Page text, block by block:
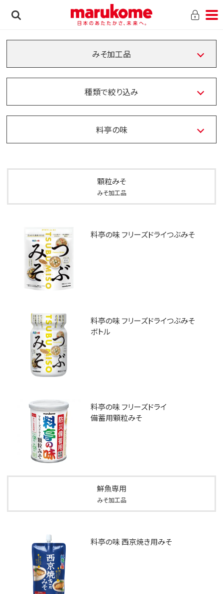
みそ加工品
種類で絞り込み
料亭の味
顆粒みそ
みそ加工品
料亭の味 フリーズドライつぶみそ
料亭の味 フリーズドライつぶみそ
ボトル
料亭の味 フリーズドライ
備蓄用顆粒みそ
鮮魚専用
みそ加工品
料亭の味 西京焼き用みそ